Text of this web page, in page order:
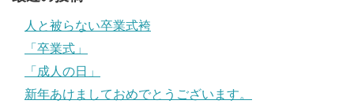
人と被らない卒業式袴
「卒業式」
「成人の日」
新年あけましておめでとうございます。